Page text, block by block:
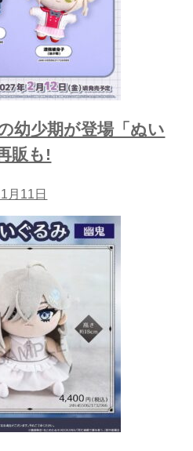
幼少期が登場「ぬい
販も!
月11日